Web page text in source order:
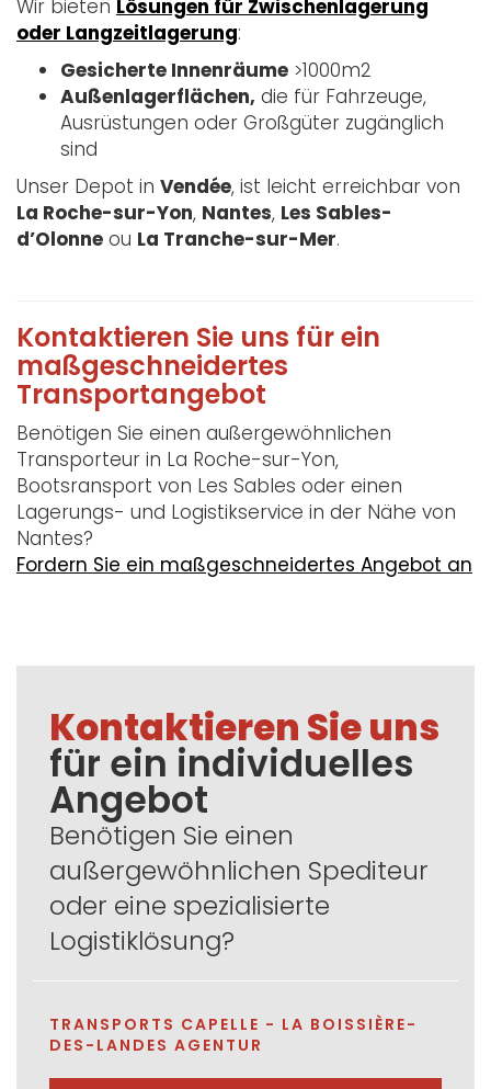
Wir bieten Lösungen für Zwischenlagerung
oder Langzeitlagerung:
Gesicherte Innenräume >1000m2
Außenlagerflächen, die für Fahrzeuge,
Ausrüstungen oder Großgüter zugänglich
sind
Unser Depot in Vendée, ist leicht erreichbar von
La Roche-sur-Yon, Nantes, Les Sables-
d’Olonne ou La Tranche-sur-Mer.
Kontaktieren Sie uns für ein
maßgeschneidertes
Transportangebot
Benötigen Sie einen außergewöhnlichen
Transporteur in La Roche-sur-Yon,
Bootsransport von Les Sables oder einen
Lagerungs- und Logistikservice in der Nähe von
Nantes?
Fordern Sie ein maßgeschneidertes Angebot an
Kontaktieren Sie uns
für ein individuelles
Angebot
Benötigen Sie einen
außergewöhnlichen Spediteur
oder eine spezialisierte
Logistiklösung?
TRANSPORTS CAPELLE - LA BOISSIÈRE-
DES-LANDES AGENTUR